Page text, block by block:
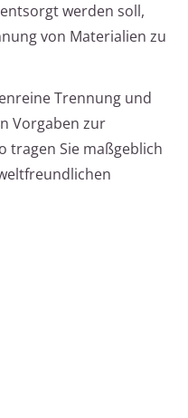
werden soll,
von Materialien zu
Trennung und
Vorgaben zur
tragen Sie maßgeblich